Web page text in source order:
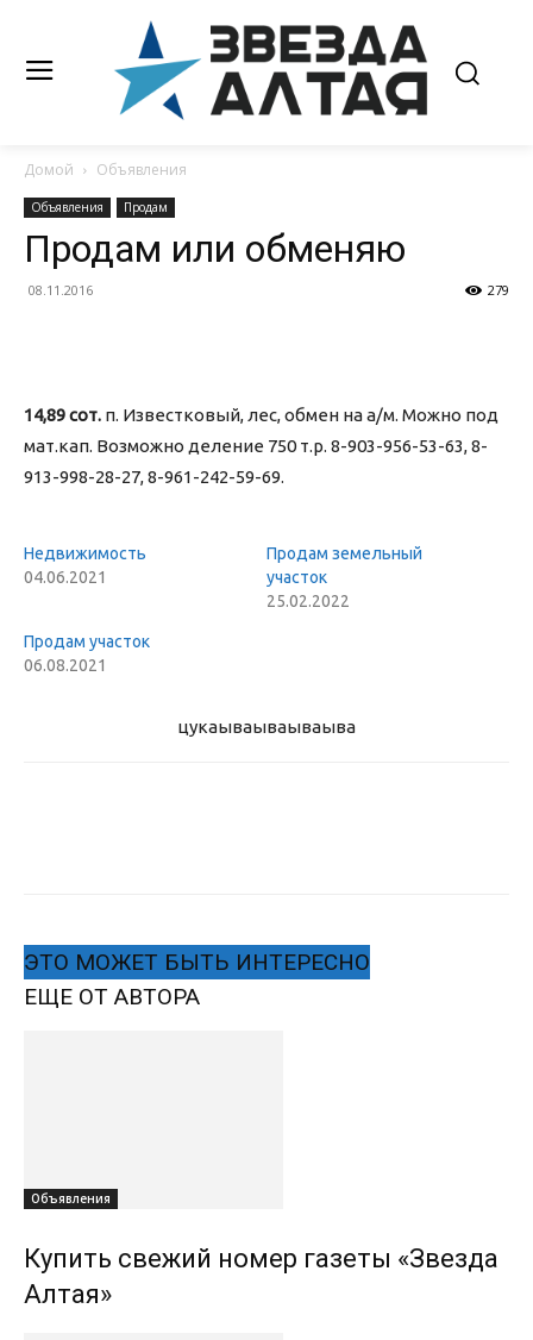
Домой Объявления
Объявления Продам
Продам или обменяю
08.11.2016 279
14,89 сот. п. Известковый, лес, обмен на а/м. Можно под
мат.кап. Возможно деление 750 т.р. 8-903-956-53-63, 8-
913-998-28-27, 8-961-242-59-69.
Недвижимость
04.06.2021
Продам земельный
участок
25.02.2022
Продам участок
06.08.2021
цукаываываываыва
ЭТО МОЖЕТ БЫТЬ ИНТЕРЕСНО
ЕЩЕ ОТ АВТОРА
Объявления
Купить свежий номер газеты «Звезда
Алтая»